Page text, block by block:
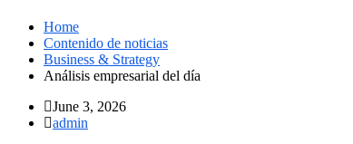
Home
Contenido de noticias
Business & Strategy
Análisis empresarial del día
June 3, 2026
admin